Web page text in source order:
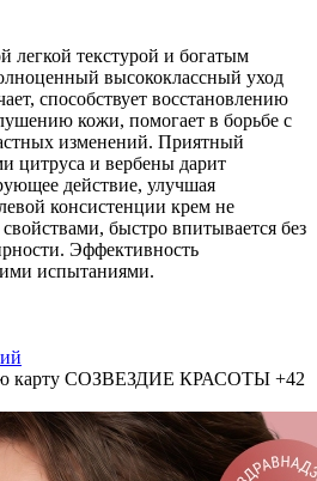
легкой текстурой и богатым
высококлассный уход
способствует восстановлению
кожи, помогает в борьбе с
изменений. Приятный
цитруса и вербены дарит
действие, улучшая
консистенции крем не
быстро впитывается без
Эффективность
испытаниями.
карту СОЗВЕЗДИЕ КРАСОТЫ +42